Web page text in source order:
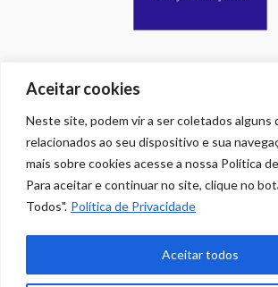
Aceitar cookies
Neste site, podem vir a ser coletados alguns
relacionados ao seu dispositivo e sua
mais sobre cookies acesse a nossa Política
Para aceitar e continuar no site, clique no
Todos". Política de Privacidade
Aceitar todos